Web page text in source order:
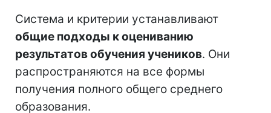
Система и критерии устанавливают
общие подходы к оцениванию
результатов обучения учеников. Они
распространяются на все формы
получения полного общего среднего
образования.